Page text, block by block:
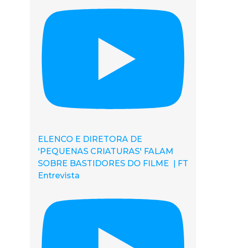
ELENCO E DIRETORA DE
'PEQUENAS CRIATURAS' FALAM
SOBRE BASTIDORES DO FILME | FT
Entrevista